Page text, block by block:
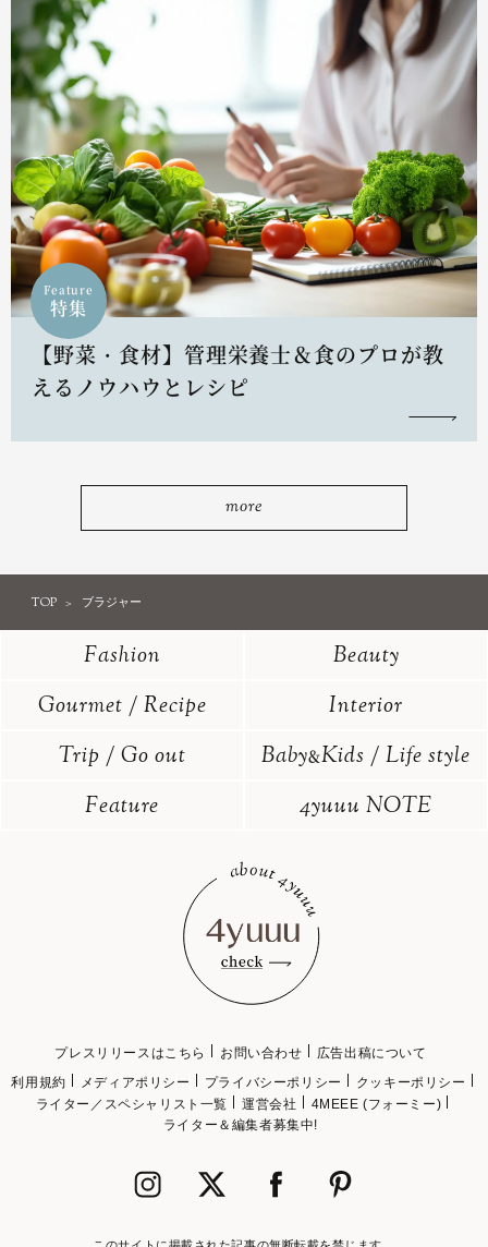
Feature
特集
【野菜・食材】管理栄養士＆食のプロが教
えるノウハウとレシピ
more
TOP ブラジャー
Fashion
Beauty
Gourmet / Recipe
Interior
Trip / Go out
Baby&Kids / Life style
Feature
4yuuu NOTE
プレスリリースはこちら お問い合わせ
広告出稿について
利用規約
メディアポリシー プライバシーポリシー
クッキーポリシー
ライター／スペシャリスト一覧
運営会社
4MEEE (フォーミー)
ライター＆編集者募集中!